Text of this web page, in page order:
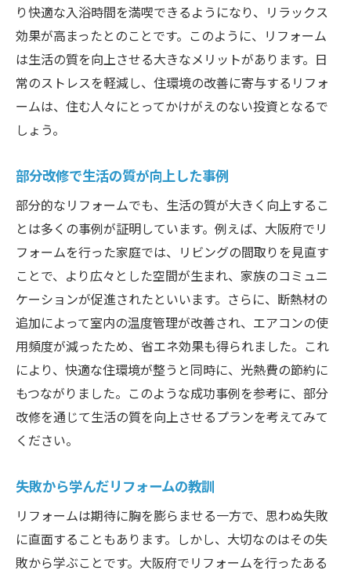
り快適な入浴時間を満喫できるようになり、リラックス
効果が高まったとのことです。このように、リフォーム
は生活の質を向上させる大きなメリットがあります。日
常のストレスを軽減し、住環境の改善に寄与するリフォ
ームは、住む人々にとってかけがえのない投資となるで
しょう。
部分改修で生活の質が向上した事例
部分的なリフォームでも、生活の質が大きく向上するこ
とは多くの事例が証明しています。例えば、大阪府でリ
フォームを行った家庭では、リビングの間取りを見直す
ことで、より広々とした空間が生まれ、家族のコミュニ
ケーションが促進されたといいます。さらに、断熱材の
追加によって室内の温度管理が改善され、エアコンの使
用頻度が減ったため、省エネ効果も得られました。これ
により、快適な住環境が整うと同時に、光熱費の節約に
もつながりました。このような成功事例を参考に、部分
改修を通じて生活の質を向上させるプランを考えてみて
ください。
失敗から学んだリフォームの教訓
リフォームは期待に胸を膨らませる一方で、思わぬ失敗
に直面することもあります。しかし、大切なのはその失
敗から学ぶことです。大阪府でリフォームを行ったある